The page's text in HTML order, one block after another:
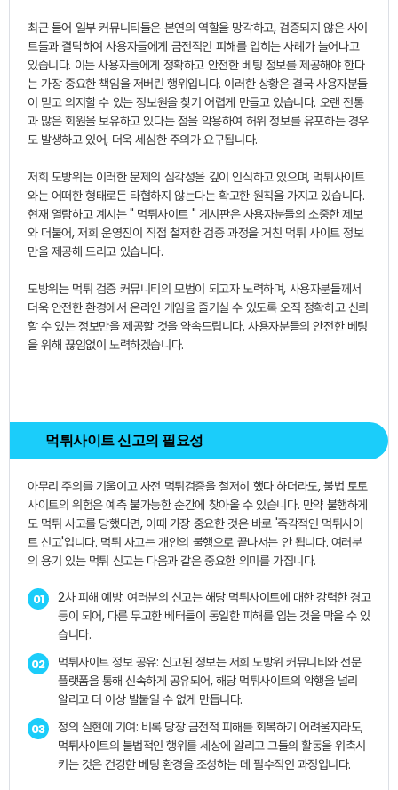
최근 들어 일부 커뮤니티들은 본연의 역할을 망각하고, 검증되지 않은 사이
트들과 결탁하여 사용자들에게 금전적인 피해를 입히는 사례가 늘어나고
있습니다. 이는 사용자들에게 정확하고 안전한 베팅 정보를 제공해야 한다
는 가장 중요한 책임을 저버린 행위입니다. 이러한 상황은 결국 사용자분들
이 믿고 의지할 수 있는 정보원을 찾기 어렵게 만들고 있습니다. 오랜 전통
과 많은 회원을 보유하고 있다는 점을 악용하여 허위 정보를 유포하는 경우
도 발생하고 있어, 더욱 세심한 주의가 요구됩니다.
저희 도방위는 이러한 문제의 심각성을 깊이 인식하고 있으며, 먹튀사이트
와는 어떠한 형태로든 타협하지 않는다는 확고한 원칙을 가지고 있습니다.
현재 열람하고 계시는 " 먹튀사이트" 게시판은 사용자분들의 소중한 제보
와 더불어, 저희 운영진이 직접 철저한 검증 과정을 거친 먹튀 사이트 정보
만을 제공해 드리고 있습니다.
도방위는 먹튀 검증 커뮤니티의 모범이 되고자 노력하며, 사용자분들께서
더욱 안전한 환경에서 온라인 게임을 즐기실 수 있도록 오직 정확하고 신뢰
할 수 있는 정보만을 제공할 것을 약속드립니다. 사용자분들의 안전한 베팅
을 위해 끊임없이 노력하겠습니다.
먹튀사이트 신고의 필요성
아무리 주의를 기울이고 사전 먹튀검증을 철저히 했다 하더라도, 불법 토토
사이트의 위험은 예측 불가능한 순간에 찾아올 수 있습니다. 만약 불행하게
도 먹튀 사고를 당했다면, 이때 가장 중요한 것은 바로 '즉각적인 먹튀사이
트 신고'입니다. 먹튀 사고는 개인의 불행으로 끝나서는 안 됩니다. 여러분
의 용기 있는 먹튀 신고는 다음과 같은 중요한 의미를 가집니다.
01
2차 피해 예방: 여러분의 신고는 해당 먹튀사이트에 대한 강력한 경고
등이 되어, 다른 무고한 베터들이 동일한 피해를 입는 것을 막을 수 있
습니다.
02
먹튀사이트 정보 공유: 신고된 정보는 저희 도방위 커뮤니티와 전문
플랫폼을 통해 신속하게 공유되어, 해당 먹튀사이트의 악행을 널리
알리고 더 이상 발붙일 수 없게 만듭니다.
03
정의 실현에 기여: 비록 당장 금전적 피해를 회복하기 어려울지라도,
먹튀사이트의 불법적인 행위를 세상에 알리고 그들의 활동을 위축시
키는 것은 건강한 베팅 환경을 조성하는 데 필수적인 과정입니다.